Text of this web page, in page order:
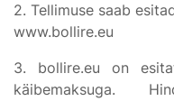
2. Tellimuse saab
www.bollire.eu
3. bollire.eu on
käibemaksuga.